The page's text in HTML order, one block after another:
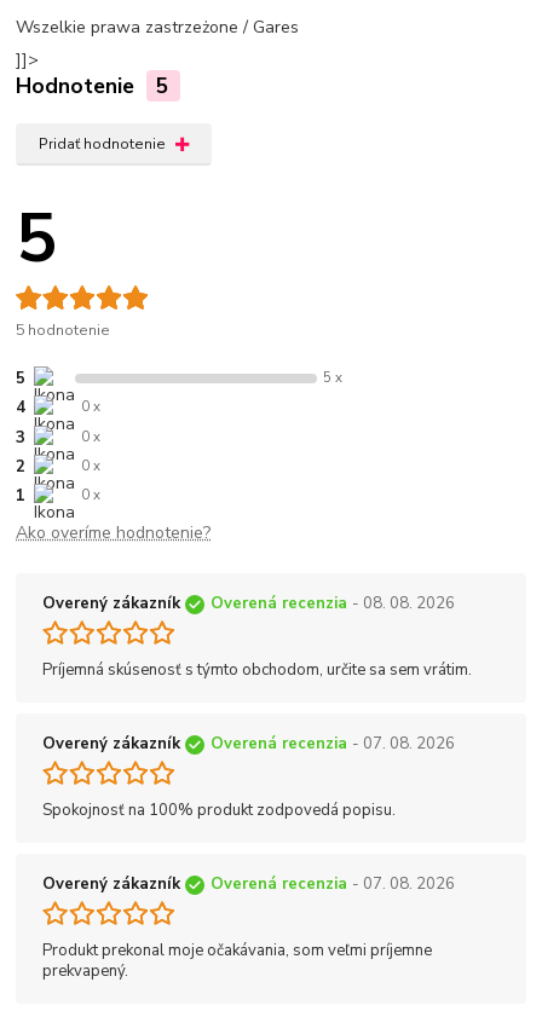
Wszelkie prawa zastrzeżone / Gares
]]>
Hodnotenie 5
Pridať hodnotenie
5
5 hodnotenie
5 5 x
4 0 x
3 0 x
2 0 x
1 0 x
Ako overíme hodnotenie?
Overený zákazník Overená recenzia - 08. 08. 2026
Príjemná skúsenosť s týmto obchodom, určite sa sem vrátim.
Overený zákazník Overená recenzia - 07. 08. 2026
Spokojnosť na 100% produkt zodpovedá popisu.
Overený zákazník Overená recenzia - 07. 08. 2026
Produkt prekonal moje očakávania, som veľmi príjemne
prekvapený.